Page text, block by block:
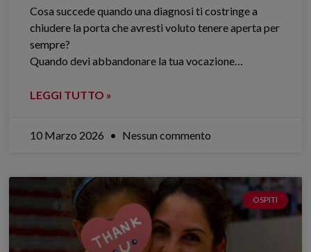
Cosa succede quando una diagnosi ti costringe a
chiudere la porta che avresti voluto tenere aperta per
sempre?
Quando devi abbandonare la tua vocazione…
LEGGI TUTTO »
10 Marzo 2026 Nessun commento
OSPITI